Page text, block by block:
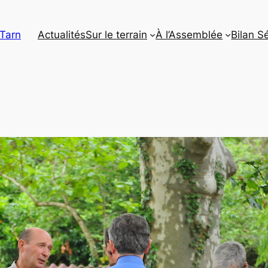
ActualitésSur le terrain À l’Assemblée Bilan